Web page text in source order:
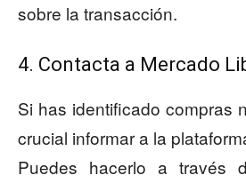
sobre la transacción.
4. Contacta a Mercado
Si has identificado compras
crucial informar a la
Puedes hacerlo a través